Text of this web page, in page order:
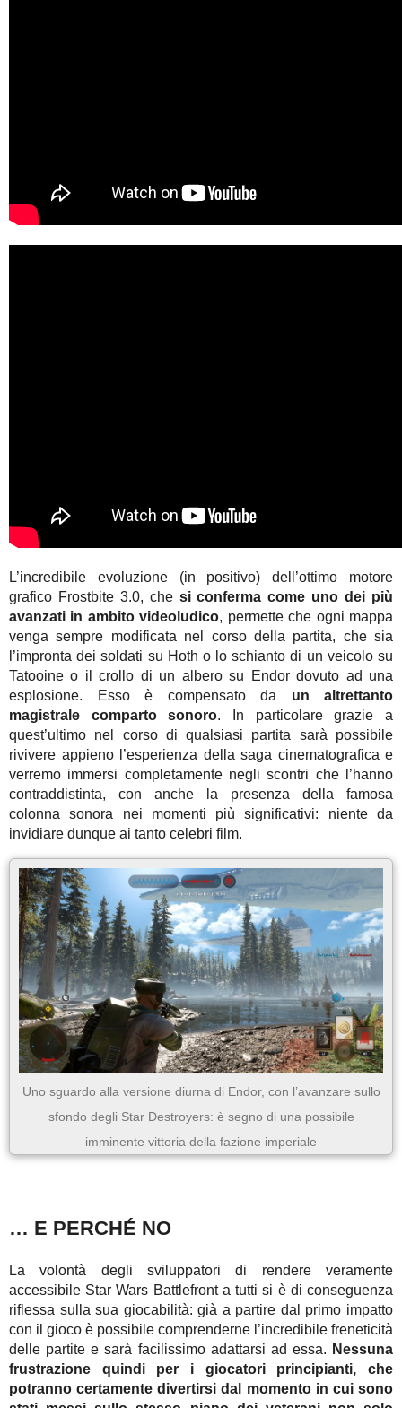
L’incredibile evoluzione (in positivo) dell’ottimo motore
grafico Frostbite 3.0, che si conferma come uno dei più
avanzati in ambito videoludico, permette che ogni mappa
venga sempre modificata nel corso della partita, che sia
l’impronta dei soldati su Hoth o lo schianto di un veicolo su
Tatooine o il crollo di un albero su Endor dovuto ad una
esplosione. Esso è compensato da un altrettanto
magistrale comparto sonoro. In particolare grazie a
quest’ultimo nel corso di qualsiasi partita sarà possibile
rivivere appieno l’esperienza della saga cinematografica e
verremo immersi completamente negli scontri che l’hanno
contraddistinta, con anche la presenza della famosa
colonna sonora nei momenti più significativi: niente da
invidiare dunque ai tanto celebri film.
Uno sguardo alla versione diurna di Endor, con l’avanzare sullo
sfondo degli Star Destroyers: è segno di una possibile
imminente vittoria della fazione imperiale
… E PERCHÉ NO
La volontà degli sviluppatori di rendere veramente
accessibile Star Wars Battlefront a tutti si è di conseguenza
riflessa sulla sua giocabilità: già a partire dal primo impatto
con il gioco è possibile comprenderne l’incredibile freneticità
delle partite e sarà facilissimo adattarsi ad essa. Nessuna
frustrazione quindi per i giocatori principianti, che
potranno certamente divertirsi dal momento in cui sono